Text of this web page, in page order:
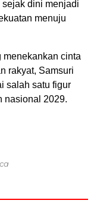
dini menjadi
menuju
menekankan cinta
rakyat, Samsuri
salah satu figur
nasional 2029.